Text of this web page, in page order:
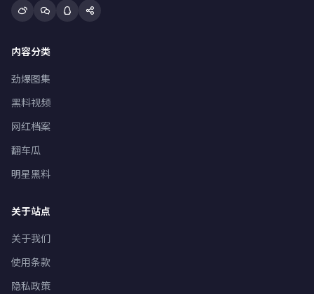
内容分类
劲爆图集
黑料视频
网红档案
翻车瓜
明星黑料
关于站点
关于我们
使用条款
隐私政策